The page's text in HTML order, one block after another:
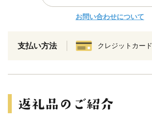
お問い合わせについて
支払い方法 クレジットカード